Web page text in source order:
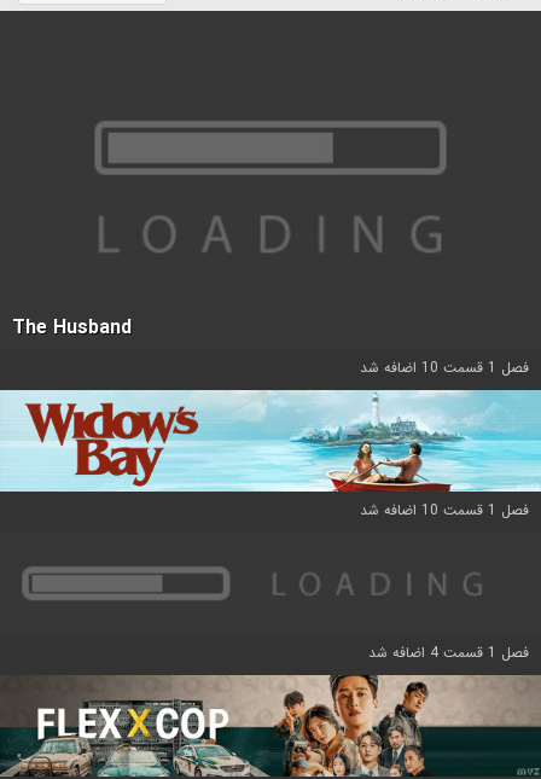
The Husband
فصل 1 قسمت 10 اضافه شد
فصل 1 قسمت 10 اضافه شد
فصل 1 قسمت 4 اضافه شد